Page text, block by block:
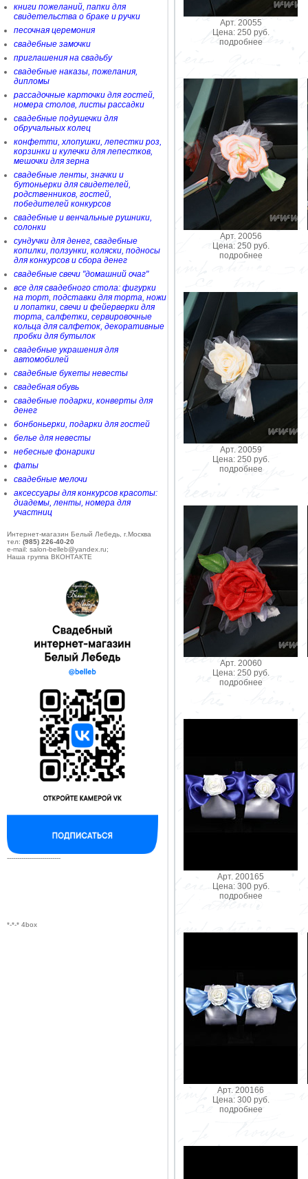
книги пожеланий, папки для
свидетельства о браке и ручки
песочная церемония
свадебные замочки
приглашения на свадьбу
свадебные наказы, пожелания,
дипломы
рассадочные карточки для гостей,
номера столов, листы рассадки
свадебные подушечки для
обручальных колец
конфетти, хлопушки, лепестки роз,
корзинки и кулечки для лепестков,
мешочки для зерна
свадебные ленты, значки и
бутоньерки для свидетелей,
родственников, гостей,
победителей конкурсов
свадебные и венчальные рушники,
солонки
сундучки для денег, свадебные
копилки, ползунки, коляски, подносы
для конкурсов и сбора денег
свадебные свечи "домашний очаг"
все для свадебного стола: фигурки
на торт, подставки для торта, ножи
и лопатки, свечи и фейерверки для
торта, салфетки, сервировочные
кольца для салфеток, декоративные
пробки для бутылок
свадебные украшения для
автомобилей
свадебные букеты невесты
свадебная обувь
свадебные подарки, конверты для
денег
бонбоньерки, подарки для гостей
белье для невесты
небесные фонарики
фаты
свадебные мелочи
аксессуары для конкурсов красоты:
диадемы, ленты, номера для
участниц
Интернет-магазин Белый Лебедь, г.Москва
тел: (985) 226-40-20
e-mail: salon-belleb@yandex.ru;
Наша группа ВКОНТАКТЕ
--------------------------
*-*-* 4box
Арт. 20055
Цена: 250 руб.
подробнее
Арт. 20056
Цена: 250 руб.
подробнее
Арт. 20059
Цена: 250 руб.
подробнее
Арт. 20060
Цена: 250 руб.
подробнее
Арт. 200165
Цена: 300 руб.
подробнее
Арт. 200166
Цена: 300 руб.
подробнее